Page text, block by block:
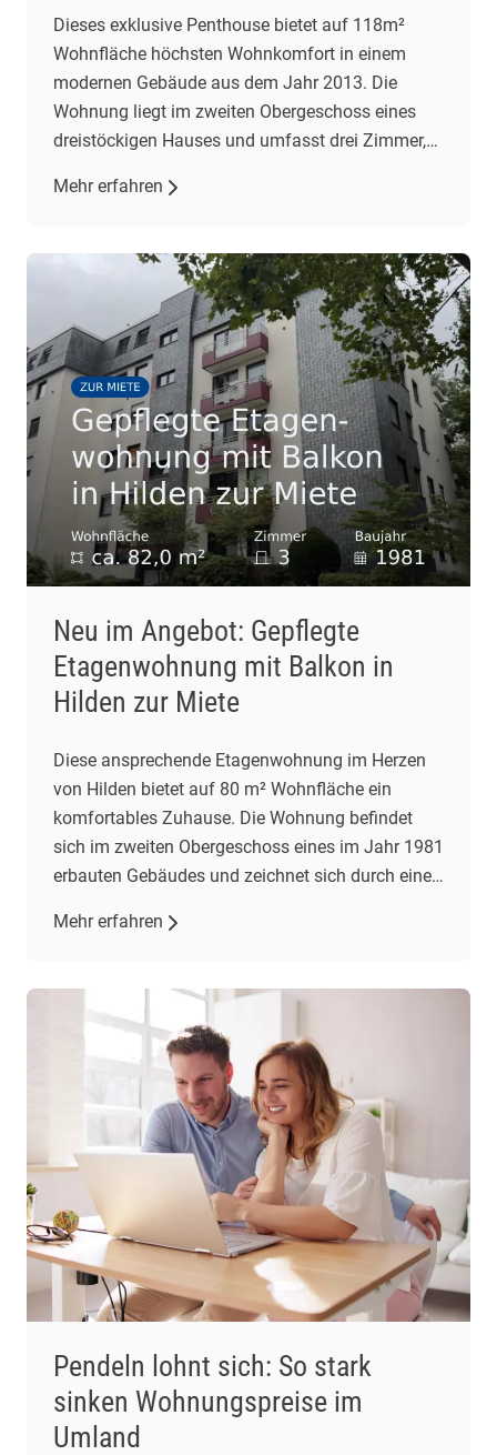
Dieses exklusive Penthouse bietet auf 118m²
Wohnfläche höchsten Wohnkomfort in einem
modernen Gebäude aus dem Jahr 2013. Die
Wohnung liegt im zweiten Obergeschoss eines
dreistöckigen Hauses und umfasst drei Zimmer,
Wohnzimmer mit offener Einbauküche. Der
Ausstattung, darunter Fliesenböden und eine
Fußbodenheizung. Eine Klimaanlage im
Wohnzimmer […]
Mehr erfahren
Neu im Angebot: Gepflegte
Etagenwohnung mit Balkon in
Hilden zur Miete
Diese ansprechende Etagenwohnung im Herzen
von Hilden bietet auf 80 m² Wohnfläche ein
komfortables Zuhause. Die Wohnung befindet
sich im zweiten Obergeschoss eines im Jahr 1981
erbauten Gebäudes und zeichnet sich durch einen
darunter zwei Schlafzimmer und ein
individuelle Wohnbedürfnisse. Das großzügige
Wohnzimmer […]
Mehr erfahren
Pendeln lohnt sich: So stark
sinken Wohnungspreise im
Umland